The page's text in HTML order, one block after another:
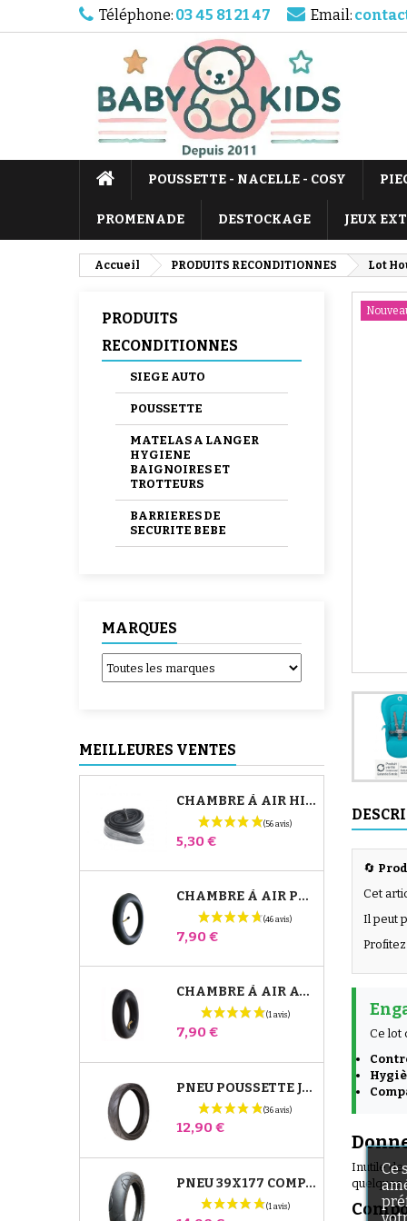
Téléphone: 03 45 81 21 47 Email:
POUSSETTE - NACELLE - COSY
PROMENADE DESTOCKAGE JEUX
Accueil PRODUITS RECONDITIONNES Lot
PRODUITS
RECONDITIONNES
SIEGE AUTO
POUSSETTE
MATELAS A LANGER
HYGIENE
BAIGNOIRES ET
TROTTEURS
BARRIERES DE
SECURITE BEBE
MARQUES
MEILLEURES VENTES
CHAMBRE À AIR HIGH TREK BÉBÉ CONFORT
Prix
5,30 €
CHAMBRE À AIR POUSSETTE JANÉ SLALOM PRO ET POWERTWIN
Prix
7,90 €
CHAMBRE À AIR AVANT POUSSETTE BUGABOO DONKEY
Prix
7,90 €
PNEU POUSSETTE JANÉ SLALOM PRO ET POWERTWIN
Prix
12,90 €
PNEU 39X177 COMPATIBLE POUSSETTE BUGABOO DONKEY - POUR ROUE AVANT
🔄
Cet
Il peut
Ce lot
Inutile de
quelques
Ce